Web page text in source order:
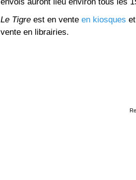
Le Tigre est en vente en kiosques
vente en librairies.